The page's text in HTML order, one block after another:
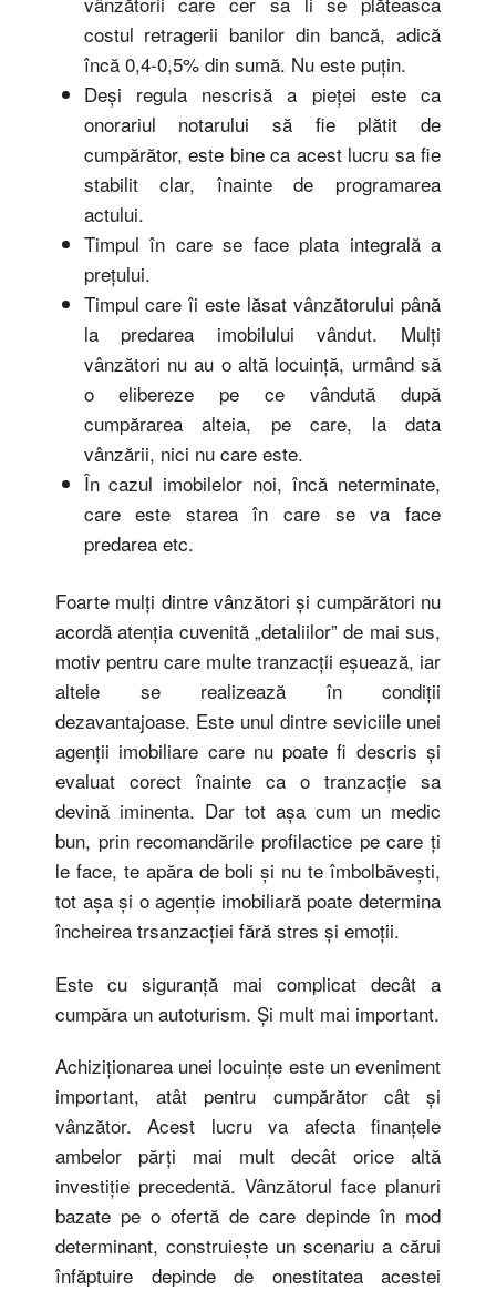
costul retragerii banilor din bancă, adică
încă 0,4-0,5% din sumă. Nu este puţin.
Deși regula nescrisă a pieței este ca
onorariul notarului să fie plătit de
cumpărător, este bine ca acest lucru sa fie
stabilit clar, înainte de programarea
actului.
Timpul în care se face plata integrală a
preţului.
Timpul care îi este lăsat vânzătorului până
la predarea imobilului vândut. Mulţi
vânzători nu au o altă locuinţă, urmând să
o elibereze pe ce vândută după
cumpărarea alteia, pe care, la data
vânzării, nici nu care este.
În cazul imobilelor noi, încă neterminate,
care este starea în care se va face
predarea etc.
Foarte mulți dintre vânzători și cumpărători nu
acordă atenția cuvenită „detaliilor” de mai sus,
motiv pentru care multe tranzacții eșuează, iar
altele se realizează în condiții
dezavantajoase. Este unul dintre seviciile unei
agenții imobiliare care nu poate fi descris și
evaluat corect înainte ca o tranzacție sa
devină iminenta. Dar tot așa cum un medic
bun, prin recomandările profilactice pe care ți
le face, te apăra de boli și nu te îmbolbăvești,
tot așa și o agenție imobiliară poate determina
încheirea trsanzacției fără stres și emoții.
Este cu siguranţă mai complicat decât a
cumpăra un autoturism. Şi mult mai important.
Achiziţionarea unei locuinţe este un eveniment
important, atât pentru cumpărător cât şi
vânzător. Acest lucru va afecta finanţele
ambelor părţi mai mult decât orice altă
investiţie precedentă. Vânzătorul face planuri
bazate pe o ofertă de care depinde în mod
determinant, construieşte un scenariu a cărui
înfăptuire depinde de onestitatea acestei